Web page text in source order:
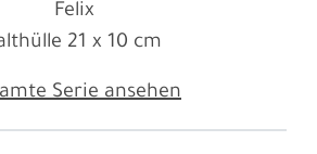
Felix
Serie ansehen
21 x 10 cm